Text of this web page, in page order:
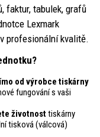
faktur, tabulek, grafů
Lexmark
profesionální kvalitě.
od výrobce tiskárny
fungování s vaši
životnosttiskárny
tisková (válcová)